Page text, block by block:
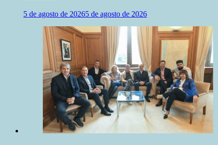
5 de agosto de 20265 de agosto de 2026